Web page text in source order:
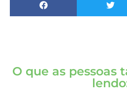
O que as pessoas